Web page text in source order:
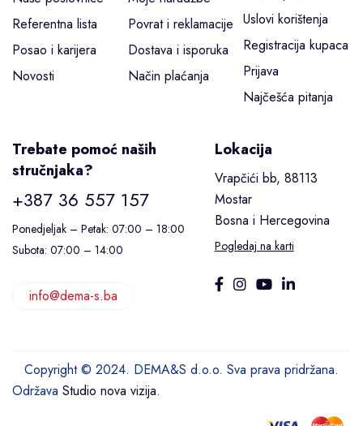
Referentna lista
Posao i karijera
Novosti
Povrat i reklamacije
Dostava i isporuka
Način plaćanja
Uslovi korištenja
Registracija kupaca
Prijava
Najčešća pitanja
Trebate pomoć naših
stručnjaka?
+387 36 557 157
Ponedjeljak – Petak: 07:00 – 18:00
Subota: 07:00 – 14:00
info@dema-s.ba
Lokacija
Vrapčići bb, 88113
Mostar
Bosna i Hercegovina
Pogledaj na karti
Copyright © 2024. DEMA&S d.o.o. Sva prava pridržana.
Održava Studio nova vizija.